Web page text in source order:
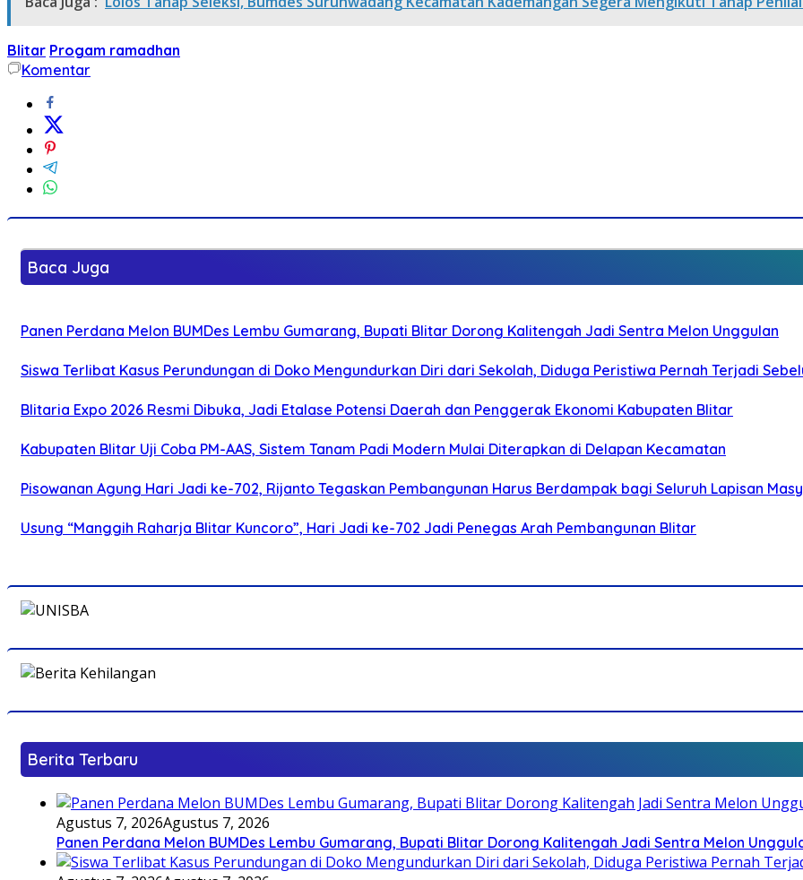
Blitar Progam ramadhan
Komentar
Baca Juga
Panen Perdana Melon BUMDes Lembu Gumarang, Bupati Blitar Dorong Kalitengah Jadi Sentra Melon Unggulan
Siswa Terlibat Kasus Perundungan di Doko Mengundurkan Diri dari Sekolah, Diduga Peristiwa Pernah Terjadi
Blitaria Expo 2026 Resmi Dibuka, Jadi Etalase Potensi Daerah dan Penggerak Ekonomi Kabupaten Blitar
Kabupaten Blitar Uji Coba PM-AAS, Sistem Tanam Padi Modern Mulai Diterapkan di Delapan Kecamatan
Pisowanan Agung Hari Jadi ke-702, Rijanto Tegaskan Pembangunan Harus Berdampak bagi Seluruh Lapisan
Usung “Manggih Raharja Blitar Kuncoro”, Hari Jadi ke-702 Jadi Penegas Arah Pembangunan Blitar
Berita Terbaru
Agustus 7, 2026Agustus 7, 2026
Panen Perdana Melon BUMDes Lembu Gumarang, Bupati Blitar Dorong Kalitengah Jadi Sentra Melon